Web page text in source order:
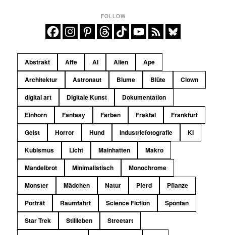
FOLLOW
Abstrakt Affe AI Alien
Ape
Architektur
Astronaut Blume Blüte
Clown
digital art
Digitale Kunst
Dokumentation
Einhorn
Fantasy Farben Fraktal
Frankfurt
Geist
Horror Hund Industriefotografie
KI
Kubismus
Licht Mainhatten
Makro
Mandelbrot
Minimalistisch
Monochrome
Monster
Mädchen Natur Pferd
Pflanze
Porträt
Raumfahrt Science Fiction
Spontan
Star Trek
Stillleben
Streetart